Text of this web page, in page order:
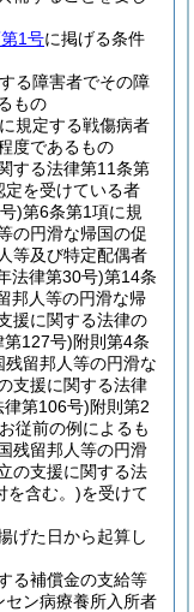
1号に掲げる条件
る障害者でその障
もの
規定する戦傷病者
度であるもの
する法律第11条第
定を受けている者
)第6条第1項に規
の円滑な帰国の促
等及び特定配偶者
法律第30号)第14条
邦人等の円滑な帰
援に関する法律の
第127号)附則第4条
留邦人等の円滑な
支援に関する法律
第106号)附則第2
従前の例によるも
残留邦人等の円滑
の支援に関する法
を含む。)を受けて
げた日から起算し
る補償金の支給等
ン病療養所入所者